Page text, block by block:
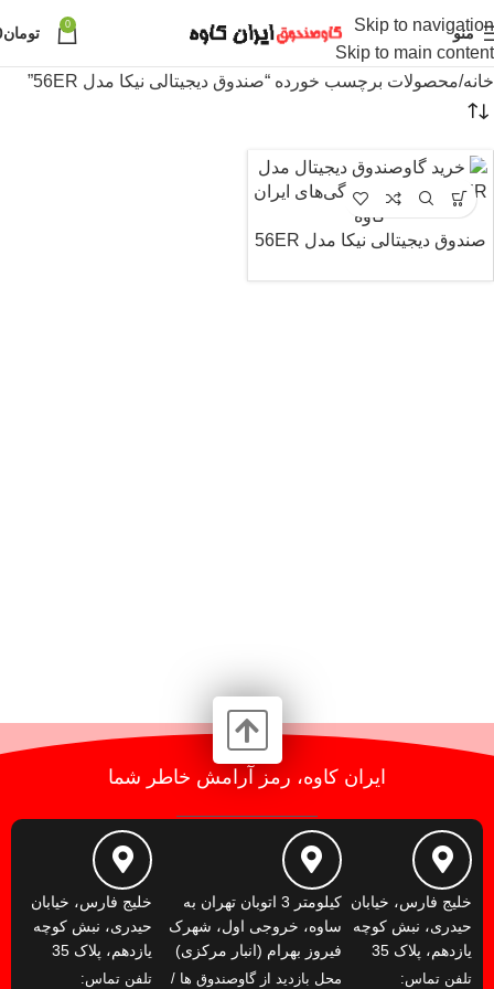
Skip to navigation
Skip to main content
منو 0 تومان
خانه محصولات برچسب خورده “صندوق دیجیتالی نیکا مدل 56ER”
صندوق دیجیتالی نیکا مدل 56ER
ایران کاوه، رمز آرامش خاطر شما
خلیج فارس، خیابان
حیدری، نبش کوچه
یازدهم، پلاک 35
تلفن تماس:
کیلومتر 3 اتوبان تهران به
ساوه، خروجی اول، شهرک
فیروز بهرام (انبار مرکزی)
محل بازدید از گاوصندوق ها /
خلیج فارس، خیابان
حیدری، نبش کوچه
یازدهم، پلاک 35
تلفن تماس: